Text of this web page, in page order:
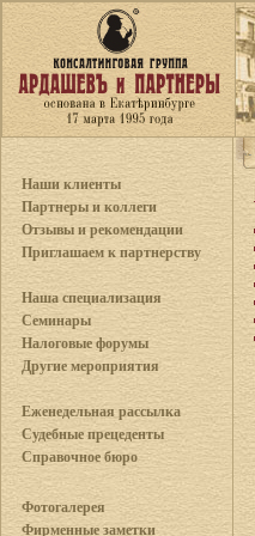
Наши клиенты
Партнеры и коллеги
Отзывы и рекомендации
Приглашаем к партнерству
Наша специализация
Семинары
Налоговые форумы
Другие мероприятия
Еженедельная рассылка
Судебные прецеденты
Справочное бюро
Фотогалерея
Фирменные заметки